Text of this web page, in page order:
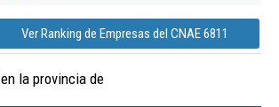
Ver Ranking de Empresas del CNAE 6811
en la provincia de